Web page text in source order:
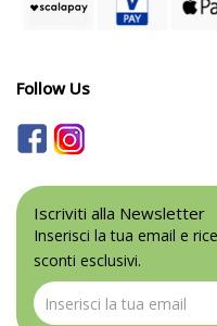
Follow Us
Iscriviti alla Newsletter
Inserisci la tua email e
sconti esclusivi.